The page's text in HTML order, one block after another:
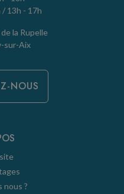
/ 13h - 17h
la Rupelle
sur-Aix
NOUS
nous ?